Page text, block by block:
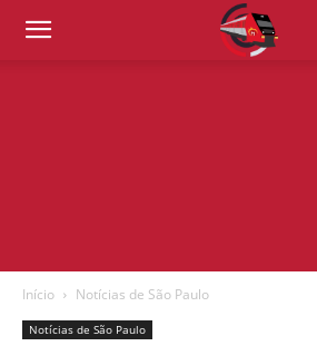
Início Notícias de São Paulo
Notícias de São Paulo